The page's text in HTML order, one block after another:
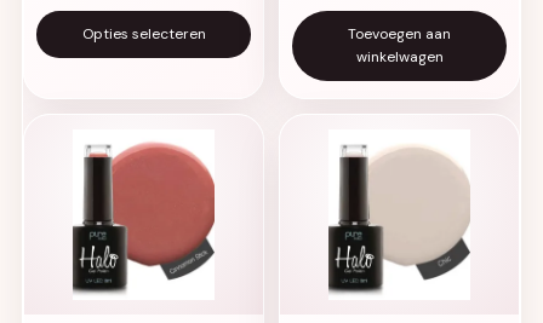
Opties selecteren
Dit product heeft meerdere
Toevoegen aan
winkelwagen